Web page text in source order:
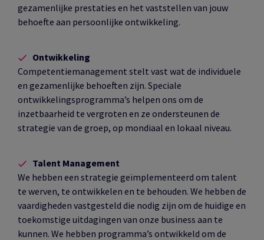
gezamenlijke prestaties en het vaststellen van jouw
behoefte aan persoonlijke ontwikkeling.
Ontwikkeling
Competentiemanagement stelt vast wat de individuele
en gezamenlijke behoeften zijn. Speciale
ontwikkelingsprogramma’s helpen ons om de
inzetbaarheid te vergroten en ze ondersteunen de
strategie van de groep, op mondiaal en lokaal niveau.
Talent Management
We hebben een strategie geïmplementeerd om talent
te werven, te ontwikkelen en te behouden. We hebben de
vaardigheden vastgesteld die nodig zijn om de huidige en
toekomstige uitdagingen van onze business aan te
kunnen. We hebben programma’s ontwikkeld om de